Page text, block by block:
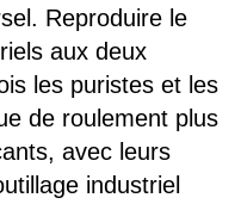
Reproduire le
aux deux
les puristes et les
de roulement plus
avec leurs
industriel